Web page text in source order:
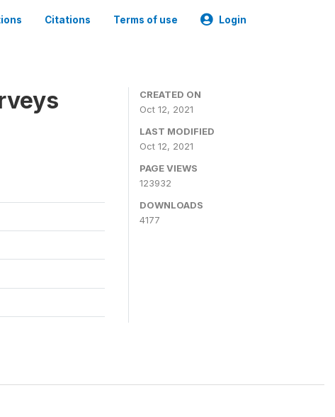
Citations Terms of use Login
CREATED ON
Oct 12, 2021
LAST MODIFIED
Oct 12, 2021
PAGE VIEWS
123932
DOWNLOADS
4177